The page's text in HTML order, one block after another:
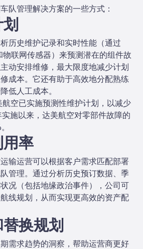
队管理解决方案的一些方式：
历史维护记录和实时性能（通过
联网传感器）来预测潜在的组件故
动安排维修，最大限度地减少计划
成本。它还有助于高效地分配熟练
低人工成本。
航空已实施预测性维护计划，以减少
施以来，达美航空对零部件故障的
率
输运营可以根据客户需求匹配部署
管理。通过分析历史预订数据、季
况（包括地缘政治事件），公司可
线规划，从而实现更高效的资产配
换规划
需求趋势的洞察，帮助运营商更好